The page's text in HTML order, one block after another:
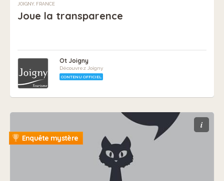
JOIGNY, FRANCE
Joue la transparence
Ot Joigny
Découvrez Joigny
CONTENU OFFICIEL
i
Enquête mystère